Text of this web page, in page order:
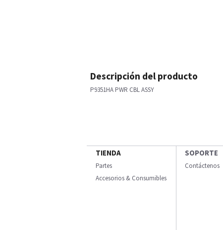
Descripción del producto
P9351HA PWR CBL ASSY
TIENDA
Partes
Accesorios & Consumibles
SOPORTE
Contáctenos